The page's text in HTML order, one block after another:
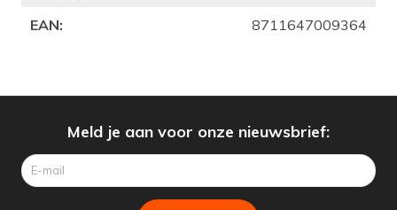
EAN: 8711647009364
Meld je aan voor onze nieuwsbrief: